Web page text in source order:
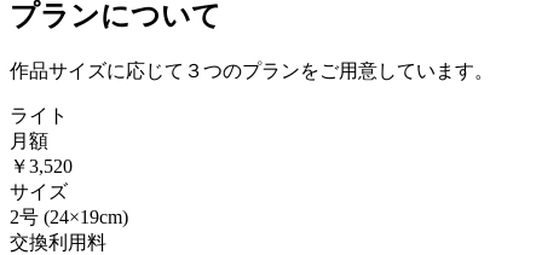
プランについて
作品サイズに応じて３つのプランをご用意しています。
ライト
月額
￥3,520
サイズ
2号 (24×19cm)
交換利用料